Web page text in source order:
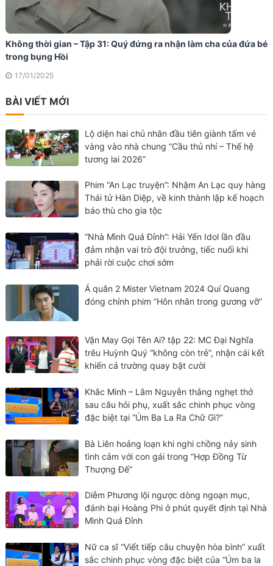
Không thời gian – Tập 31: Quý đứng ra nhận làm cha của đứa bé
trong bụng Hồi
17/01/2025
BÀI VIẾT MỚI
Lộ diện hai chủ nhân đầu tiên giành tấm vé
vàng vào nhà chung “Cầu thủ nhí – Thế hệ
tương lai 2026”
Phim “An Lạc truyện”: Nhậm An Lạc quy hàng
Thái tử Hàn Diệp, về kinh thành lập kế hoạch
báo thù cho gia tộc
“Nhà Mình Quá Đỉnh”: Hải Yến Idol lần đầu
đảm nhận vai trò đội trưởng, tiếc nuối khi
phải rời cuộc chơi sớm
Á quân 2 Mister Vietnam 2024 Quí Quang
đóng chính phim “Hôn nhân trong gương vỡ”
Vận May Gọi Tên Ai? tập 22: MC Đại Nghĩa
trêu Huỳnh Quý “không còn trẻ”, nhận cái kết
khiến cả trường quay bật cười
Khắc Minh – Lâm Nguyễn thắng nghẹt thở
sau câu hỏi phụ, xuất sắc chinh phục vòng
đặc biệt tại “Úm Ba La Ra Chữ Gì?”
Bà Liên hoảng loạn khi nghi chồng nảy sinh
tình cảm với con gái trong “Hợp Đồng Từ
Thượng Đế”
Diễm Phương lội ngược dòng ngoạn mục,
đánh bại Hoàng Phi ở phút quyết định tại Nhà
Mình Quá Đỉnh
Nữ ca sĩ “Viết tiếp câu chuyện hòa bình” xuất
sắc chinh phục vòng đặc biệt của “Úm ba la